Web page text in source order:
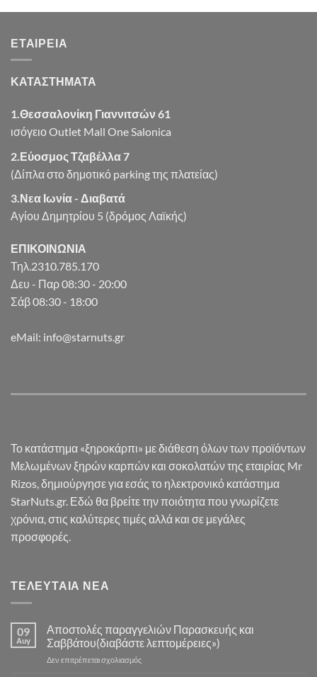
was: τιμή
ΕΤΑΙΡΕΊΑ
ΚΑΤΑΣΤΗΜΑΤΑ
1.Θεσσαλονίκη Γιαννιτσών 61
ισόγειο Outlet Mall One Salonica
2.Εύοσμος Τζαβέλλα 7
(Δίπλα στο δημοτικό parking της πλατείας)
3.Νεα Ιωνία - Διαβατά
Αγίου Δημητρίου 5 (δρόμος Λαϊκής)
ΕΠΙΚΟΙΝΩΝΙΑ
Τηλ.2310.785.170
Δευ - Παρ 08:30 - 20:00
Σάβ 08:30 - 18:00
eMail: info@starnuts.gr
Το κατάστημα «ξηροκάρπι» με διάθεση όλων των προϊόντων
Μελωμένων ξηρών καρπών και σοκολατών της εταιρίας Mr
Rizos, δημιούργησε για εσάς το ηλεκτρονικό κατάστημα
StarNuts.gr. Εδώ θα βρείτε την ποιότητα που γνωρίζετε
χρόνια, στις καλύτερες τιμές αλλά και σε μεγάλες
προσφορές.
ΤΕΛΕΥΤΑΊΑ ΝΈΑ
09
Αυγ
Αποστολές παραγγελιών Παρασκευής και
Σαββάτου(διαβάστε λεπτομέρειες»)
Δεν επιτρέπεται σχολιασμόςστο